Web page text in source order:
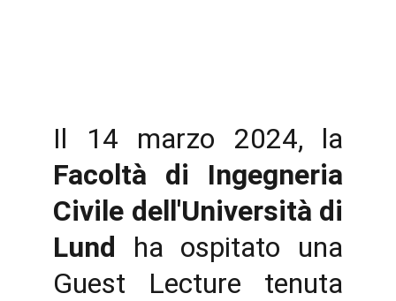
Il 14 marzo 2024, la
Facoltà di Ingegneria
Civile dell'Università di
Lund ha ospitato una
Guest Lecture tenuta